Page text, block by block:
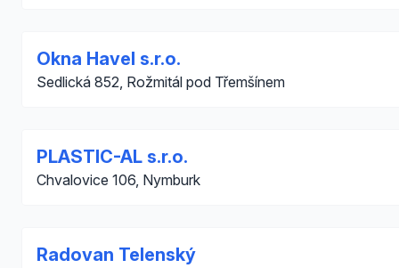
Okna Havel s.r.o.
Sedlická 852, Rožmitál pod Třemšínem
PLASTIC-AL s.r.o.
Chvalovice 106, Nymburk
Radovan Telenský